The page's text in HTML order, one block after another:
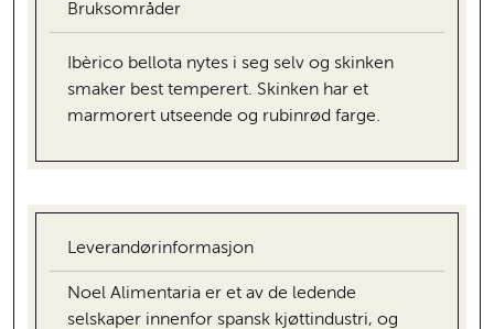
Bruksområder
Ibèrico bellota nytes i seg selv og skinken
smaker best temperert. Skinken har et
marmorert utseende og rubinrød farge.
Leverandørinformasjon
Noel Alimentaria er et av de ledende
selskaper innenfor spansk kjøttindustri, og